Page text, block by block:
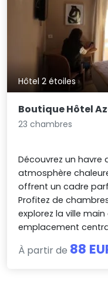
Hôtel 2 étoiles
Boutique Hôtel
23 chambres
Découvrez un havre
atmosphère
offrent un cadre
Profitez de
explorez la ville
emplacement
À partir de 88